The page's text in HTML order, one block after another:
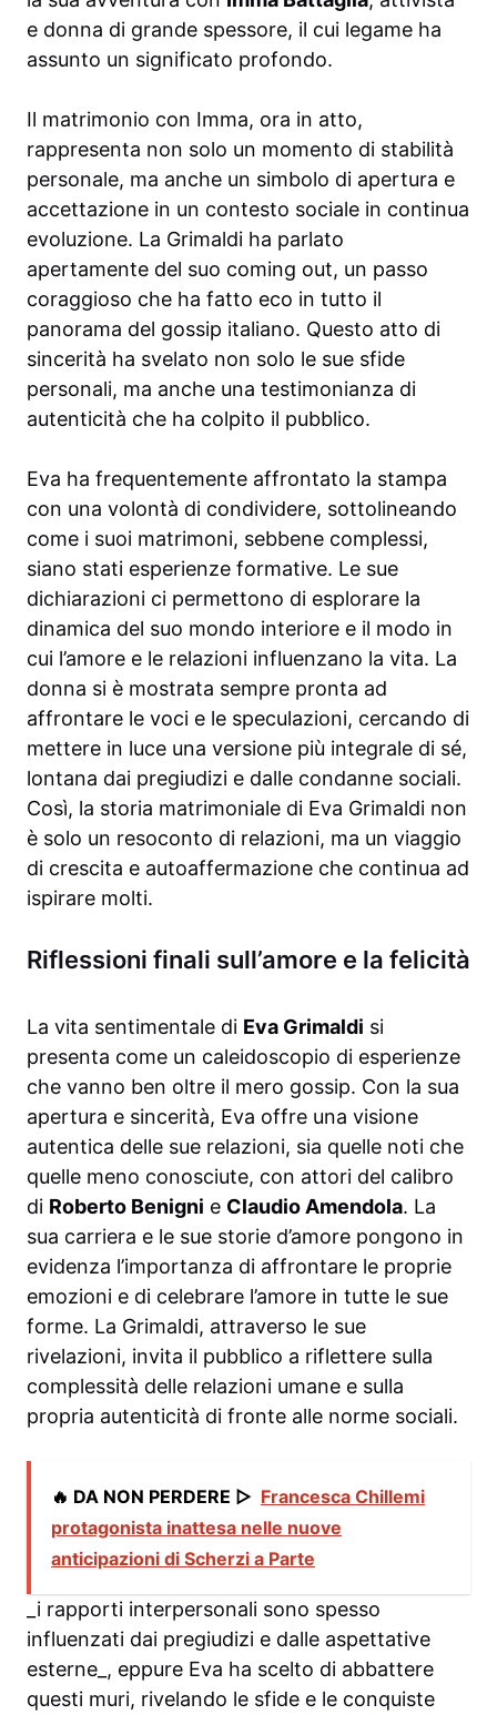
e donna di grande spessore, il cui legame ha
assunto un significato profondo.
Il matrimonio con Imma, ora in atto,
rappresenta non solo un momento di stabilità
personale, ma anche un simbolo di apertura e
accettazione in un contesto sociale in continua
evoluzione. La Grimaldi ha parlato
apertamente del suo coming out, un passo
coraggioso che ha fatto eco in tutto il
panorama del gossip italiano. Questo atto di
sincerità ha svelato non solo le sue sfide
personali, ma anche una testimonianza di
autenticità che ha colpito il pubblico.
Eva ha frequentemente affrontato la stampa
con una volontà di condividere, sottolineando
come i suoi matrimoni, sebbene complessi,
siano stati esperienze formative. Le sue
dichiarazioni ci permettono di esplorare la
dinamica del suo mondo interiore e il modo in
cui l’amore e le relazioni influenzano la vita. La
donna si è mostrata sempre pronta ad
affrontare le voci e le speculazioni, cercando di
mettere in luce una versione più integrale di sé,
lontana dai pregiudizi e dalle condanne sociali.
Così, la storia matrimoniale di Eva Grimaldi non
è solo un resoconto di relazioni, ma un viaggio
di crescita e autoaffermazione che continua ad
ispirare molti.
Riflessioni finali sull’amore e la felicità
La vita sentimentale di Eva Grimaldi si
presenta come un caleidoscopio di esperienze
che vanno ben oltre il mero gossip. Con la sua
apertura e sincerità, Eva offre una visione
autentica delle sue relazioni, sia quelle noti che
quelle meno conosciute, con attori del calibro
di Roberto Benigni e Claudio Amendola. La
sua carriera e le sue storie d’amore pongono in
evidenza l’importanza di affrontare le proprie
emozioni e di celebrare l’amore in tutte le sue
forme. La Grimaldi, attraverso le sue
rivelazioni, invita il pubblico a riflettere sulla
complessità delle relazioni umane e sulla
propria autenticità di fronte alle norme sociali.
🔥 DA NON PERDERE ▷ Francesca Chillemi
protagonista inattesa nelle nuove
anticipazioni di Scherzi a Parte
_i rapporti interpersonali sono spesso
influenzati dai pregiudizi e dalle aspettative
esterne_, eppure Eva ha scelto di abbattere
questi muri, rivelando le sfide e le conquiste